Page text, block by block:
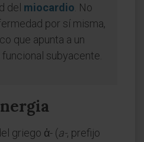
del miocardio . No
por sí misma,
que apunta a un
subyacente.
griego ἀ- (a-, prefijo